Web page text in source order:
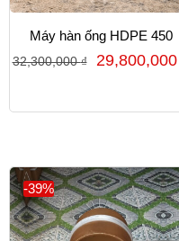
Máy hàn ống HDPE 450
32,300,000₫ 29,800,000
-39%